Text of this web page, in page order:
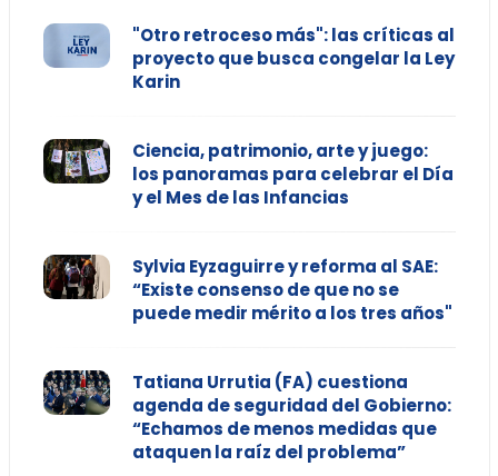
"Otro retroceso más": las críticas al
proyecto que busca congelar la Ley
Karin
Ciencia, patrimonio, arte y juego:
los panoramas para celebrar el Día
y el Mes de las Infancias
Sylvia Eyzaguirre y reforma al SAE:
“Existe consenso de que no se
puede medir mérito a los tres años"
Tatiana Urrutia (FA) cuestiona
agenda de seguridad del Gobierno:
“Echamos de menos medidas que
ataquen la raíz del problema”